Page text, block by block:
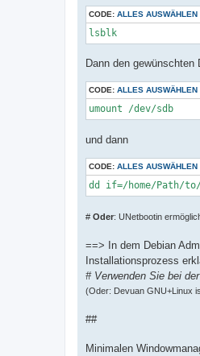
CODE: ALLES AUSWÄHLEN
lsblk
Dann den gewünschten
CODE: ALLES AUSWÄHLEN
umount /dev/sdb
und dann
CODE: ALLES AUSWÄHLEN
dd if=/home/Path/
# Oder: UNetbootin
==> In dem Debian
Installationsprozess
# Verwenden Sie bei
(Oder: Devuan GNU+Linux
##
Minimalen